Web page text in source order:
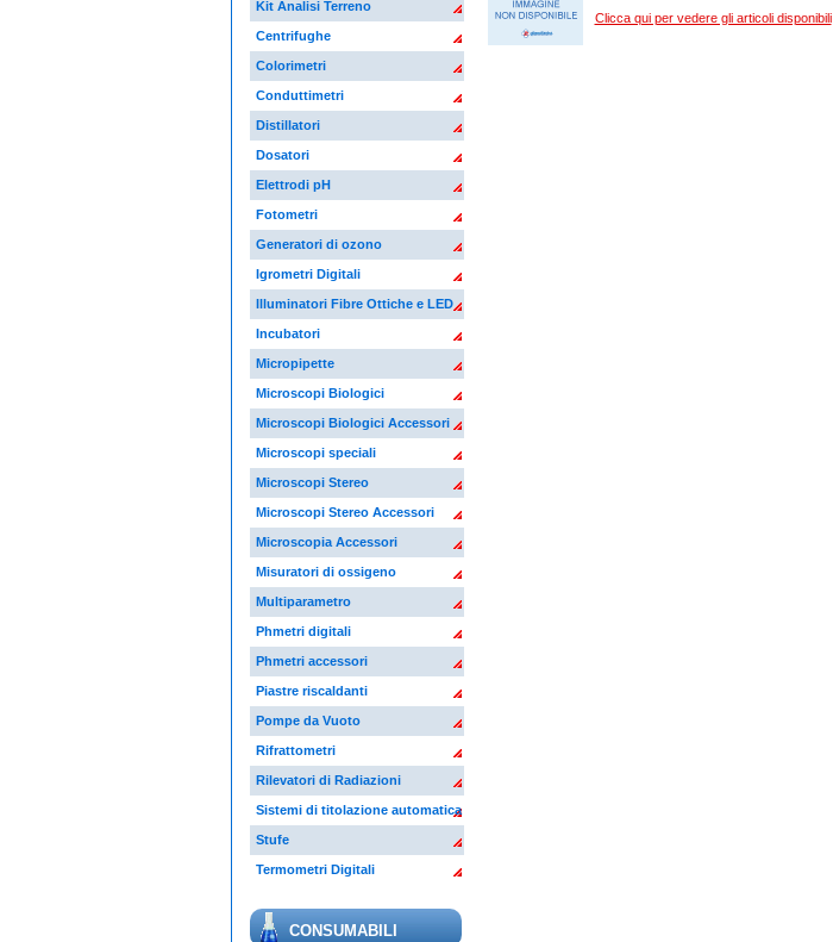
Kit Analisi Terreno
Centrifughe
Colorimetri
Conduttimetri
Distillatori
Dosatori
Elettrodi pH
Fotometri
Generatori di ozono
Igrometri Digitali
Illuminatori Fibre Ottiche e LED
Incubatori
Micropipette
Microscopi Biologici
Microscopi Biologici Accessori
Microscopi speciali
Microscopi Stereo
Microscopi Stereo Accessori
Microscopia Accessori
Misuratori di ossigeno
Multiparametro
Phmetri digitali
Phmetri accessori
Piastre riscaldanti
Pompe da Vuoto
Rifrattometri
Rilevatori di Radiazioni
Sistemi di titolazione automatica
Stufe
Termometri Digitali
CONSUMABILI
Clicca qui per vedere gli articoli disponibili